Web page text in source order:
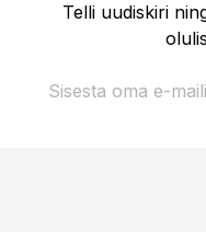
Telli uudiskiri